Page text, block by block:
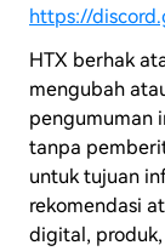
https://
HTX berhak
mengubah
pengumuman
tanpa
untuk tujuan
rekomendasi
digital,